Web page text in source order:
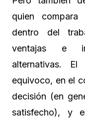
quien
dentro del
ventajas e
alternativas.
equivoco, en el
decisión (en
satisfecho), y